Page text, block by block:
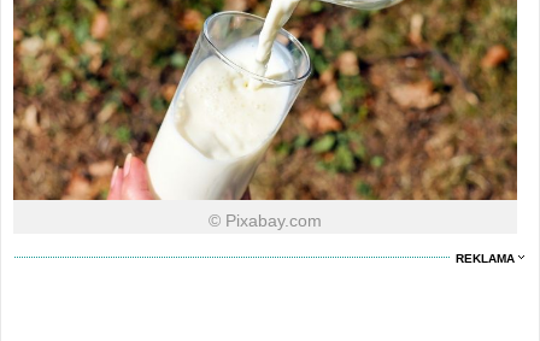
© Pixabay.com
REKLAMA